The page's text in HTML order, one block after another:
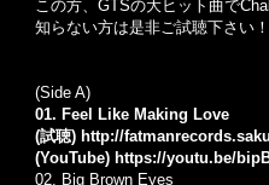
この方、GTSの大ヒット曲で
知らない方は是非ご試聴下さい！
(Side A)
01. Feel Like Making Love
(試聴) http://
(YouTube) https://youtu.be/
02. Big Brown Eyes